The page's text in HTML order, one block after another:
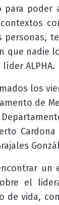
para
que nadie
ALPHA.
los
de
el
de vida,